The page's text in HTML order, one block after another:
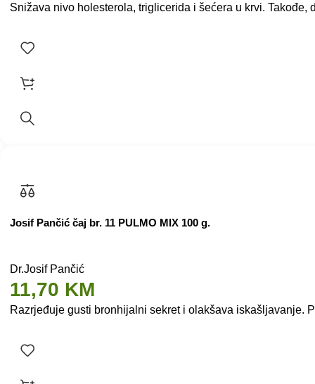
Snižava nivo holesterola, triglicerida i šećera u krvi.
Josif Pančić čaj br. 11 PULMO MIX 100 g.
Dr.Josif Pančić
11,70 KM
Razrjeđuje gusti bronhijalni sekret i olakšava iskašljavanje.